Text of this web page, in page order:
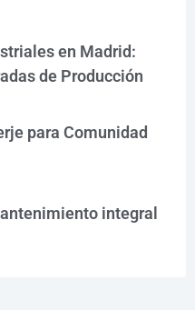
en Madrid:
de Producción
para Comunidad
integral